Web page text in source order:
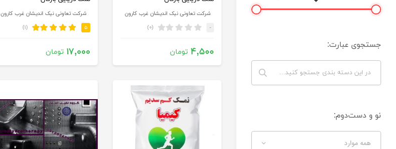
جستجوی عبارت:
نو و دست‌دوم:
همه موارد
شرکت تعاونی نیک اندیشان غرب کارون
- (۰)
۴,۵۰۰ تومان
شرکت تعاونی نیک اندیشان غرب کارون
۵ (۱)
۱۷,۰۰۰ تومان